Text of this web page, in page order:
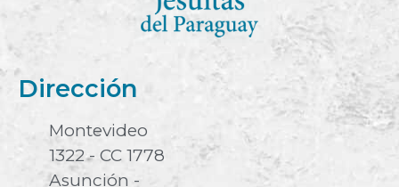
Dirección
Montevideo
1322 - CC 1778
Asunción -